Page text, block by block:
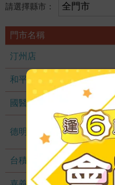
請選擇縣市：
門市名稱
汀州店
和平店
國醫加盟店
德明加盟店
台積店